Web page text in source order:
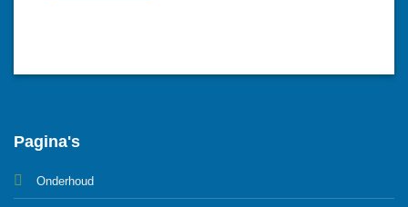
Pagina's
Onderhoud